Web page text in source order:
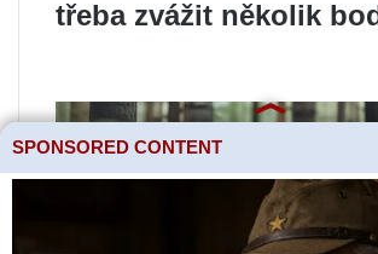
třeba zvážit několik
SPONSORED CONTENT